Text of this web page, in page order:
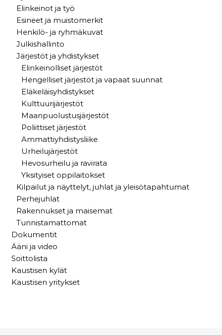
Elinkeinot ja työ
Esineet ja muistomerkit
Henkilö- ja ryhmäkuvat
Julkishallinto
Järjestöt ja yhdistykset
Elinkeinolliset järjestöt
Hengelliset järjestöt ja vapaat suunnat
Eläkeläisyhdistykset
Kulttuurijärjestöt
Maanpuolustusjärjestöt
Poliittiset järjestöt
Ammattiyhdistysliike
Urheilujärjestöt
Hevosurheilu ja ravirata
Yksityiset oppilaitokset
Kilpailut ja näyttelyt, juhlat ja yleisötapahtumat
Perhejuhlat
Rakennukset ja maisemat
Tunnistamattomat
Dokumentit
Ääni ja video
Soittolista
Kaustisen kylät
Kaustisen yritykset